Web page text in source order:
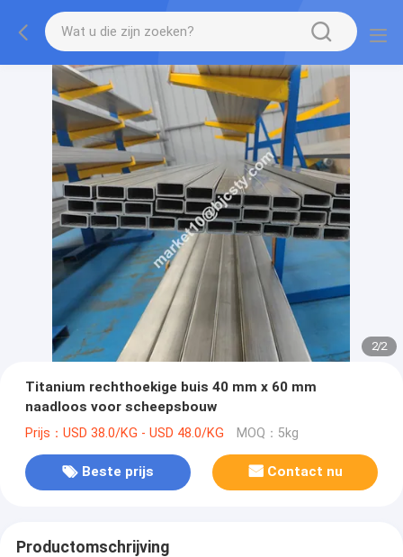
2/2
Titanium rechthoekige buis 40 mm x 60 mm
naadloos voor scheepsbouw
Prijs：USD 38.0/KG - USD 48.0/KG MOQ：5kg
Beste prijs Contact nu
Productomschrijving